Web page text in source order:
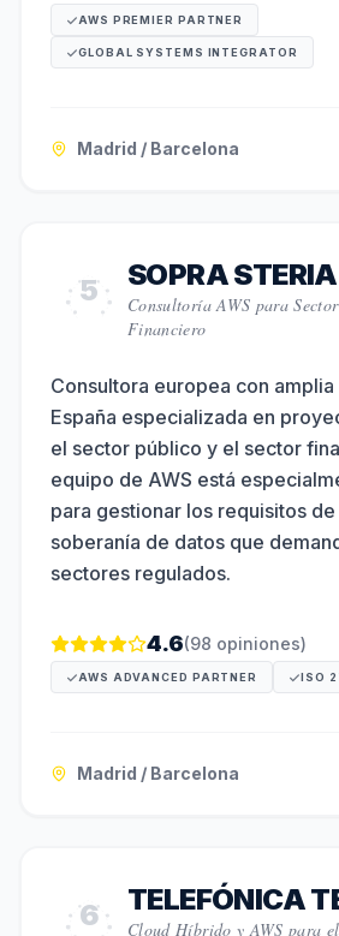
AWS PREMIER PARTNER
GLOBAL SYSTEMS INTEGRATOR
Madrid / Barcelona
5 SOPRA STERIA
Consultoría AWS para
Financiero
Consultora europea con
España especializada en
el sector público y el sector
equipo de AWS está
para gestionar los requisitos
soberanía de datos que
sectores regulados.
4.6(98 opiniones)
AWS ADVANCED PARTNER ISO
Madrid / Barcelona
6 TELEFÓNICA
Cloud Híbrido y AWS para